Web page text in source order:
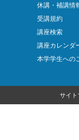
休講・補講情
受講規約
講座検索
講座カレンダ
本学学生への
サイト